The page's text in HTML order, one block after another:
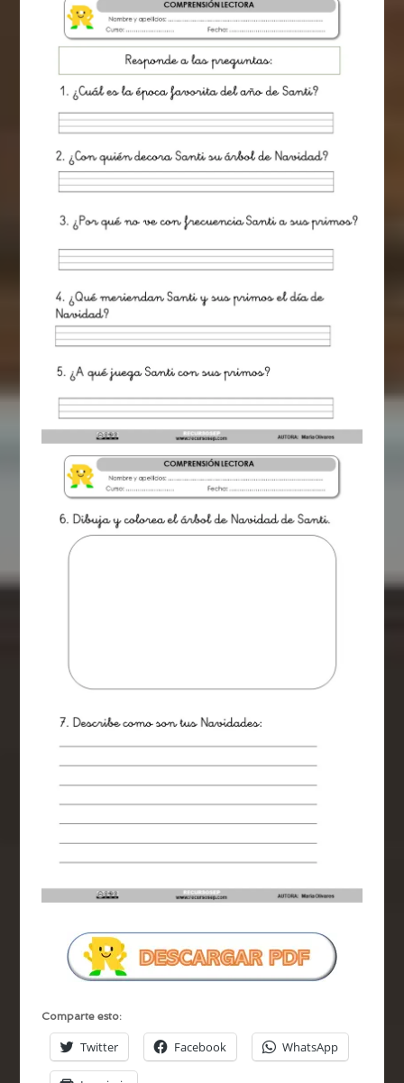
Comparte esto:
Twitter Facebook WhatsApp